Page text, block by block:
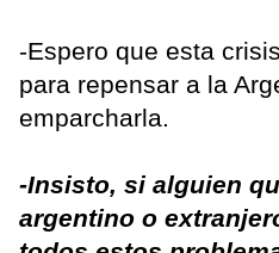
-Espero que esta
para repensar a la
emparcharla.
-Insisto, si alguien
argentino o